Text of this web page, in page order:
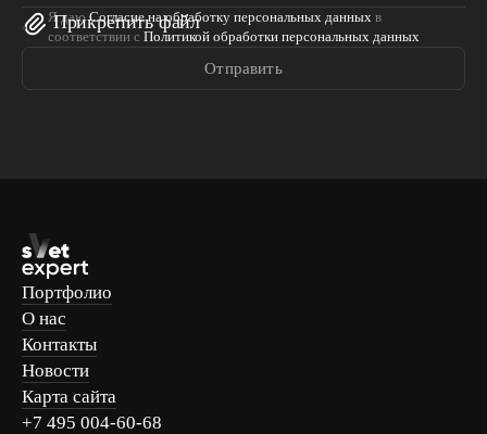
Прикрепить файл
Отправить
Я даюСогласие на обработку персональных данных в
соответствии с Политикой обработки персональных данных
Портфолио
О нас
Контакты
Новости
Карта сайта
+7 495 004-60-68